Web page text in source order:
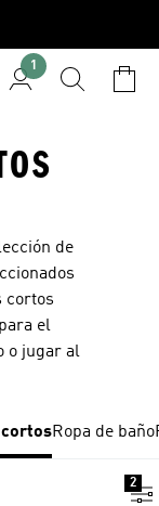
1
de
cortos
el
o jugar al
cortosRopa de baño
2